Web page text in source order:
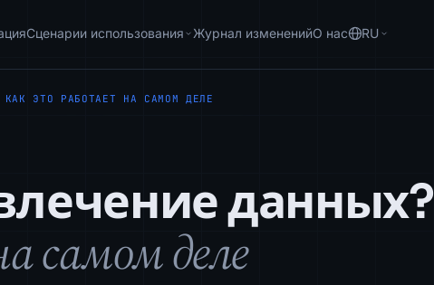
Сценарии использования Журнал измененийО нас RU
ЭТО РАБОТАЕТ НА САМОМ ДЕЛЕ
данных?
самом деле